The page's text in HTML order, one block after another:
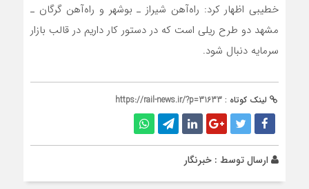
خطیبی اظهار کرد: راه‌آهن شیراز ـ بوشهر و راه‌آهن گرگان ـ
مشهد دو طرح ریلی است که در دستور کار داریم‌ در قالب بازار
سرمایه دنبال شود.
لینک کوتاه : https://rail-news.ir/?p=31633
ارسال توسط : خبرنگار